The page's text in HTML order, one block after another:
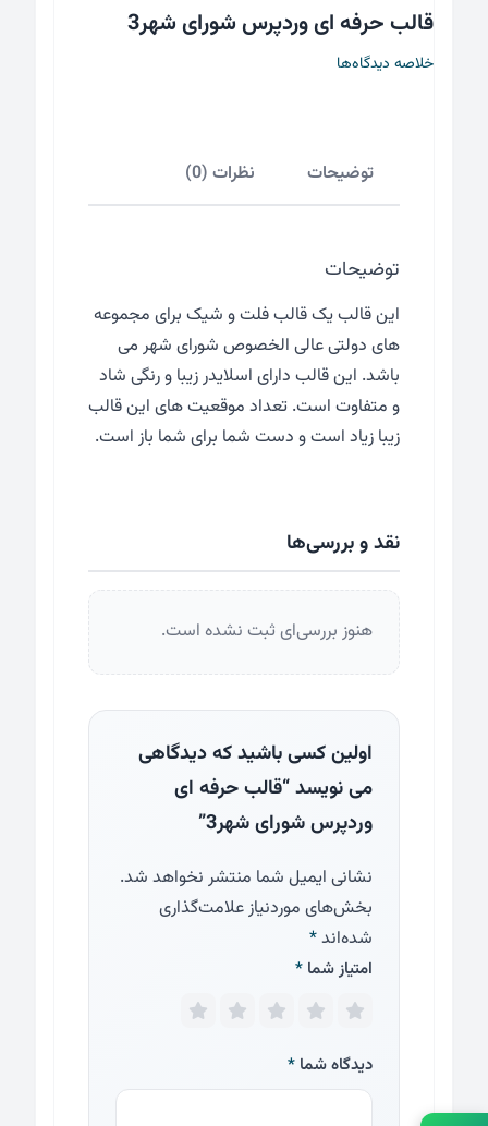
قالب حرفه ای وردپرس شورای شهر3
خلاصه دیدگاه‌ها
توضیحات نظرات (0)
توضیحات
این قالب یک قالب فلت و شیک برای مجموعه
های دولتی عالی الخصوص شورای شهر می
باشد. این قالب دارای اسلایدر زیبا و رنگی شاد
و متفاوت است. تعداد موقعیت های این قالب
زیبا زیاد است و دست شما برای شما باز است.
نقد و بررسی‌ها
هنوز بررسی‌ای ثبت نشده است.
اولین کسی باشید که دیدگاهی
می نویسد “قالب حرفه ای
وردپرس شورای شهر3”
نشانی ایمیل شما منتشر نخواهد شد.
بخش‌های موردنیاز علامت‌گذاری
شده‌اند*
امتیاز شما *
دیدگاه شما *